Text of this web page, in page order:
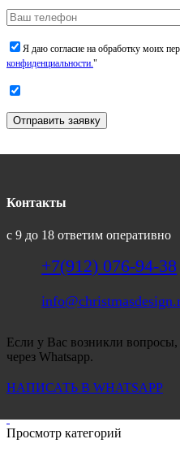
Я даю согласие на обработку моих
конфиденциальности."
Отправить заявку
Контакты
с 9 до 18 ответим оперативно
+7(912) 076-94-38
Если у Вас возникли
через Whatsapp.
НАПИСАТЬ В WHATSAPP
Просмотр категорий